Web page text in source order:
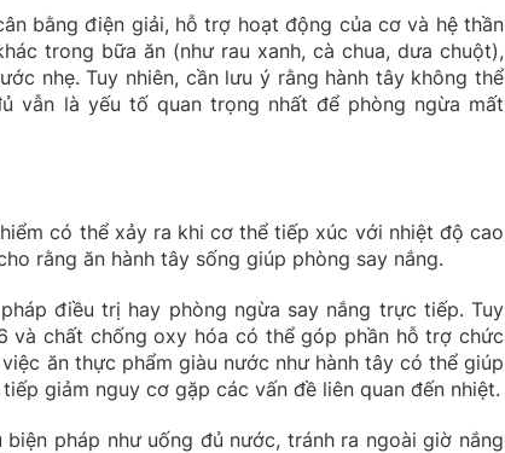
bằng điện giải, hỗ trợ hoạt động của cơ và hệ thần
trong bữa ăn (như rau xanh, cà chua, dưa chuột),
nhẹ. Tuy nhiên, cần lưu ý rằng hành tây không thể
vẫn là yếu tố quan trọng nhất để phòng ngừa mất
có thể xảy ra khi cơ thể tiếp xúc với nhiệt độ cao
rằng ăn hành tây sống giúp phòng say nắng.
điều trị hay phòng ngừa say nắng trực tiếp. Tuy
và chất chống oxy hóa có thể góp phần hỗ trợ chức
ăn thực phẩm giàu nước như hành tây có thể giúp
giảm nguy cơ gặp các vấn đề liên quan đến nhiệt.
pháp như uống đủ nước, tránh ra ngoài giờ nắng